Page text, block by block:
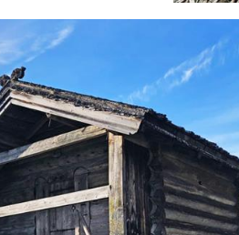
I over 1200 år har Eidsborg og
også eit effektivt kastevåpen, slik
brynesteinsutstilling på Vest-